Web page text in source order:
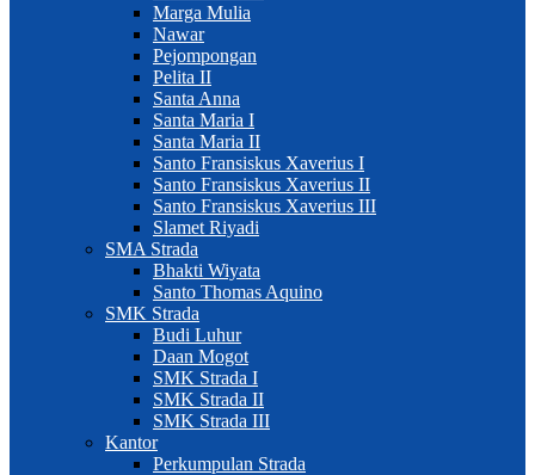
Marga Mulia
Nawar
Pejompongan
Pelita II
Santa Anna
Santa Maria I
Santa Maria II
Santo Fransiskus Xaverius I
Santo Fransiskus Xaverius II
Santo Fransiskus Xaverius III
Slamet Riyadi
SMA Strada
Bhakti Wiyata
Santo Thomas Aquino
SMK Strada
Budi Luhur
Daan Mogot
SMK Strada I
SMK Strada II
SMK Strada III
Kantor
Perkumpulan Strada